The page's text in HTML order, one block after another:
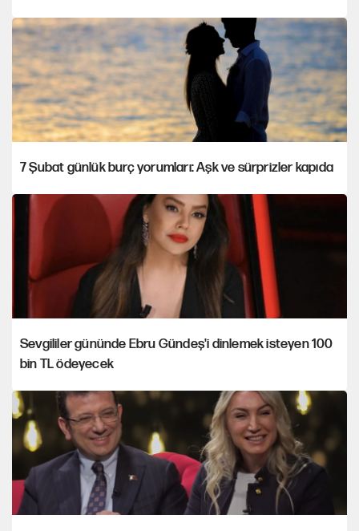
7 Şubat günlük burç yorumları: Aşk ve sürprizler kapıda
Sevgililer gününde Ebru Gündeş'i dinlemek isteyen 100
bin TL ödeyecek